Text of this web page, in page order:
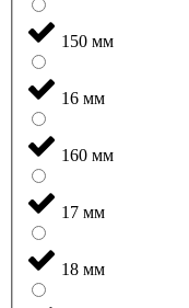
150 мм
16 мм
160 мм
17 мм
18 мм